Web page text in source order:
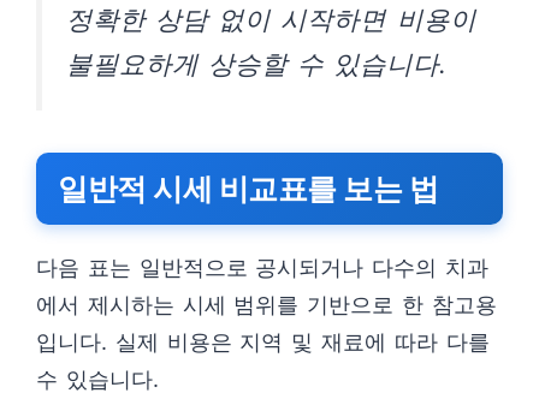
정확한 상담 없이 시작하면 비용이
불필요하게 상승할 수 있습니다.
일반적 시세 비교표를 보는 법
다음 표는 일반적으로 공시되거나 다수의 치과
에서 제시하는 시세 범위를 기반으로 한 참고용
입니다. 실제 비용은 지역 및 재료에 따라 다를
수 있습니다.